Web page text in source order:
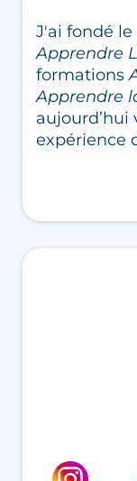
J'ai fondé le
Apprendre
formations
Apprendre
expérience